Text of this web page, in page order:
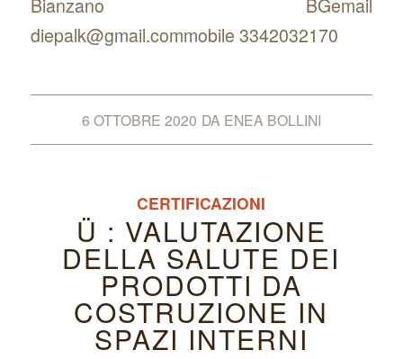
Bianzano BGemail
diepalk@gmail.commobile 3342032170
6 OTTOBRE 2020 DA ENEA BOLLINI
CERTIFICAZIONI
Ü : VALUTAZIONE
DELLA SALUTE DEI
PRODOTTI DA
COSTRUZIONE IN
SPAZI INTERNI